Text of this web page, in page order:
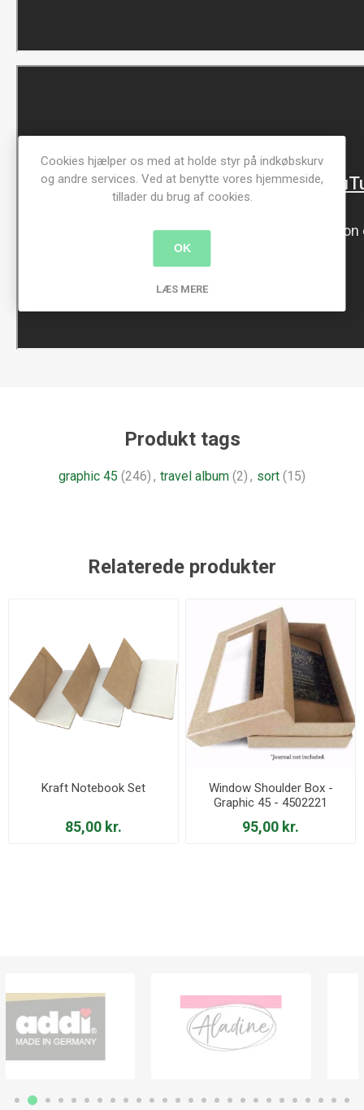
Produkt tags
graphic 45 (246) , travel album (2) , sort (15)
Relaterede produkter
Kraft Notebook Set
85,00 kr.
Window Shoulder Box -
Graphic 45 - 4502221
95,00 kr.
Cookies hjælper os med at holde styr på indkøbskurv
og andre services. Ved at benytte vores hjemmeside,
tillader du brug af cookies.
OK
LÆS MERE